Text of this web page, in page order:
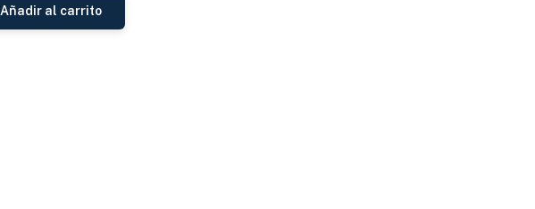
Añadir al carrito